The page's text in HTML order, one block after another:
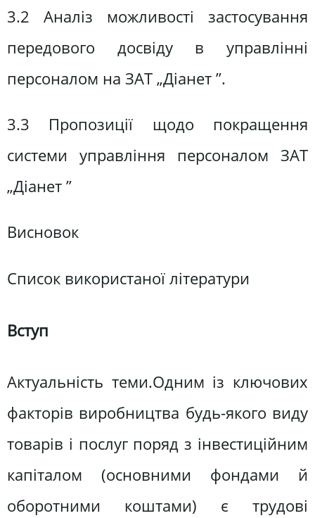
3.2 Аналіз можливості застосування
передового досвіду в управлінні
персоналом на ЗАТ „Діанет ”.
3.3 Пропозиції щодо покращення
системи управління персоналом ЗАТ
„Діанет ”
Висновок
Список використаної літератури
Вступ
Актуальність теми.Одним із ключових
факторів виробництва будь-якого виду
товарів і послуг поряд з інвестиційним
капіталом (основними фондами й
оборотними коштами) є трудові